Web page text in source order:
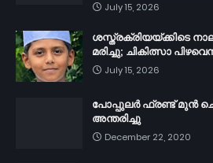
July 15, 2026
ശസ്ത്രക്രിയയ്ക്കിടെ
മരിച്ചു; ചികിത്സാ
July 15, 2026
പോപ്പുലർ ഫ്രണ്ട്​ മുൻ
അന്തരിച്ചു
December 22, 2020